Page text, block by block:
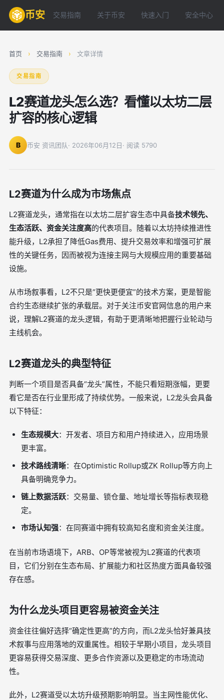
币安 交易指南 关于币安 快速入门 安全中心
首页 › 交易指南 › 文章详情
交易指南
L2赛道龙头怎么选？看懂以太坊二层
扩容的核心逻辑
B 币安 资讯团队· 2026年06月12日· 阅读 5790
L2赛道为什么成为市场焦点
L2赛道龙头，通常指在以太坊二层扩容生态中具备技术领先、
生态活跃、资金关注度高的代表项目。随着以太坊持续推进性
能升级，L2承担了降低Gas费用、提升交易效率和增强可扩展
性的关键任务，因而被视为连接主网与大规模应用的重要基础
设施。
从市场叙事看，L2不只是“更快更便宜”的技术方案，更是智能
合约生态继续扩张的承载层。对于关注币安官网信息的用户来
说，理解L2赛道的龙头逻辑，有助于更清晰地把握行业轮动与
主线机会。
L2赛道龙头的典型特征
判断一个项目是否具备“龙头”属性，不能只看短期涨幅，更要
看它是否在行业里形成了持续优势。一般来说，L2龙头会具备
以下特征：
生态规模大：开发者、项目方和用户持续进入，应用场景
更丰富。
技术路线清晰：在Optimistic Rollup或ZK Rollup等方向上
具备明确竞争力。
链上数据活跃：交易量、锁仓量、地址增长等指标表现稳
定。
市场认知强：在同赛道中拥有较高知名度和资金关注度。
在当前市场语境下，ARB、OP等常被视为L2赛道的代表项
目，它们分别在生态布局、扩展能力和社区热度方面具备较强
存在感。
为什么龙头项目更容易被资金关注
资金往往偏好选择“确定性更高”的方向，而L2龙头恰好兼具技
术叙事与应用落地的双重属性。相较于早期小项目，龙头项目
更容易获得交易深度、更多合作资源以及更稳定的市场流动
性。
此外，L2赛道受以太坊升级预期影响明显。当主网性能优化、